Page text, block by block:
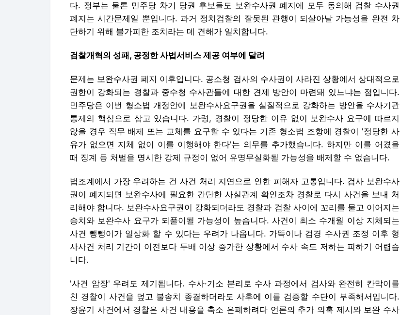
다. 정부는 물론 민주당 차기 당권 후보들도 보완수사권 폐지에 모두 동의해 검찰 수사권
폐지는 시간문제일 뿐입니다. 과거 정치검찰의 잘못된 관행이 되살아날 가능성을 완전 차
단하기 위해 불가피한 조치라는 데 견해가 일치합니다.
검찰개혁의 성패, 공정한 사법서비스 제공 여부에 달려
문제는 보완수사권 폐지 이후입니다. 공소청 검사의 수사권이 사라진 상황에서 상대적으로
권한이 강화되는 경찰과 중수청 수사관들에 대한 견제 방안이 마련돼 있느냐는 점입니다.
민주당은 이번 형소법 개정안에 보완수사요구권을 실질적으로 강화하는 방안을 수사기관
통제의 핵심으로 삼고 있습니다. 가령, 경찰이 정당한 이유 없이 보완수사 요구에 따르지
않을 경우 직무 배제 또는 교체를 요구할 수 있다는 기존 형소법 조항에 경찰이 '정당한 사
유가 없으면 지체 없이 이를 이행해야 한다'는 의무를 추가했습니다. 하지만 이를 어겼을
때 징계 등 처벌을 명시한 강제 규정이 없어 유명무실화될 가능성을 배제할 수 없습니다.
법조계에서 가장 우려하는 건 사건 처리 지연으로 인한 피해자 고통입니다. 검사 보완수사
권이 폐지되면 보완수사에 필요한 간단한 사실관계 확인조차 경찰로 다시 사건을 보내 처
리해야 합니다. 보완수사요구권이 강화되더라도 경찰과 검찰 사이에 꼬리를 물고 이어지는
송치와 보완수사 요구가 되풀이될 가능성이 높습니다. 사건이 최소 수개월 이상 지체되는
사건 뺑뺑이가 일상화 할 수 있다는 우려가 나옵니다. 가뜩이나 검경 수사권 조정 이후 형
사사건 처리 기간이 이전보다 두배 이상 증가한 상황에서 수사 속도 저하는 피하기 어렵습
니다.
'사건 암장' 우려도 제기됩니다. 수사·기소 분리로 수사 과정에서 검사와 완전히 칸막이를
친 경찰이 사건을 덮고 불송치 종결하더라도 사후에 이를 검증할 수단이 부족해서입니다.
장윤기 사건에서 경찰은 사건 내용을 축소 은폐하려다 언론의 추가 의혹 제시와 보완 수사